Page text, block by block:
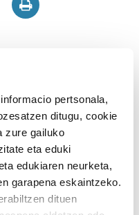
pertsonala,
ditugu, cookie
zure gailuko
eta eduki
edukiaren neurketa,
garapena eskaintzeko.
dituen